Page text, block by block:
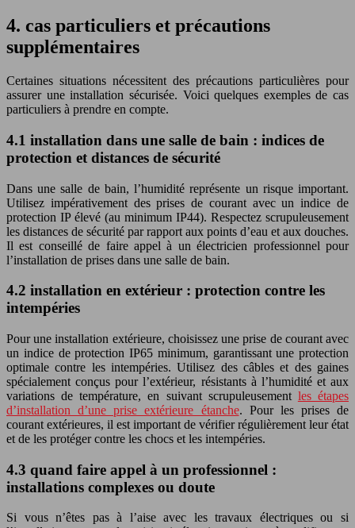
4. cas particuliers et précautions
supplémentaires
Certaines situations nécessitent des précautions particulières pour
assurer une installation sécurisée. Voici quelques exemples de cas
particuliers à prendre en compte.
4.1 installation dans une salle de bain : indices de
protection et distances de sécurité
Dans une salle de bain, l’humidité représente un risque important.
Utilisez impérativement des prises de courant avec un indice de
protection IP élevé (au minimum IP44). Respectez scrupuleusement
les distances de sécurité par rapport aux points d’eau et aux douches.
Il est conseillé de faire appel à un électricien professionnel pour
l’installation de prises dans une salle de bain.
4.2 installation en extérieur : protection contre les
intempéries
Pour une installation extérieure, choisissez une prise de courant avec
un indice de protection IP65 minimum, garantissant une protection
optimale contre les intempéries. Utilisez des câbles et des gaines
spécialement conçus pour l’extérieur, résistants à l’humidité et aux
variations de température, en suivant scrupuleusement les étapes
d’installation d’une prise extérieure étanche. Pour les prises de
courant extérieures, il est important de vérifier régulièrement leur état
et de les protéger contre les chocs et les intempéries.
4.3 quand faire appel à un professionnel :
installations complexes ou doute
Si vous n’êtes pas à l’aise avec les travaux électriques ou si